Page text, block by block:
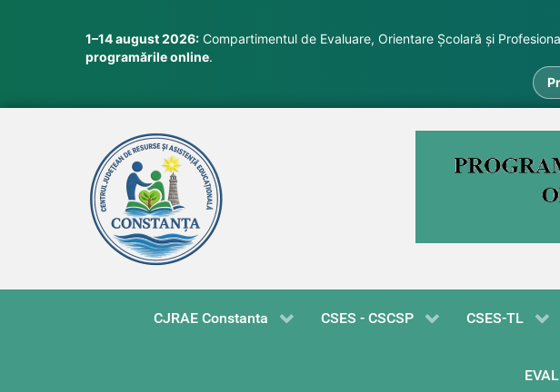
1–14 august 2026: Compartimentul de Evaluare, Orientare Școlară și
programările online.
CJRAE Constanta CSES - CSCSP CSES-TL